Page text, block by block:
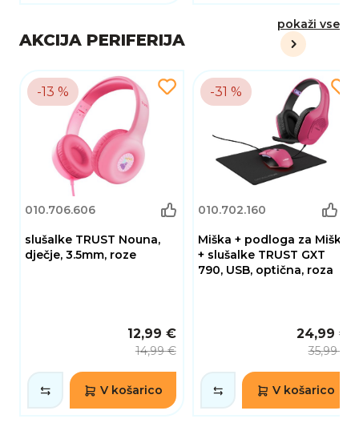
AKCIJA PERIFERIJA
pokaži vse
-13 %
010.706.606
slušalke TRUST Nouna,
dječje, 3.5mm, roze
12,99 €
14,99 €
V košarico
-31 %
010.702.160
Miška + podloga za Miška
+ slušalke TRUST GXT
790, USB, optična, roza
24,99 €
35,99 €
V košarico